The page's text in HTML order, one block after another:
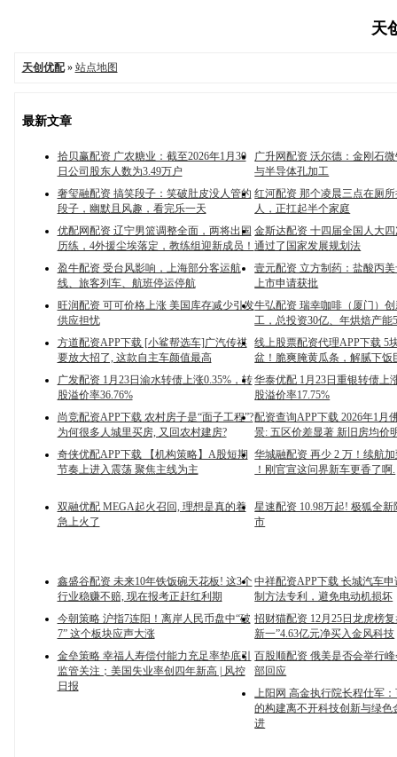
天
天创优配» 站点地图
最新文章
拾贝赢配资 广农糖业：截至2026年1月30
日公司股东人数为3.49万户
广升网配资 沃尔德：金刚石
与半导体孔加工
奢玺融配资 搞笑段子：笑破肚皮没人管的
段子，幽默且风趣，看完乐一天
红河配资 那个凌晨三点在厕
人，正扛起半个家庭
优配网配资 辽宁男篮调整全面，两将出国
历练，4外援尘埃落定，教练组迎新成员！
金斯达配资 十四届全国人大
通过了国家发展规划法
盈牛配资 受台风影响，上海部分客运航
线、旅客列车、航班停运停航
壹元配资 立方制药：盐酸丙
上市申请获批
旺润配资 可可价格上涨 美国库存减少引发
供应担忧
牛弘配资 瑞幸咖啡（厦门）
工，总投资30亿、年烘焙产能
方道配资APP下载 [小鲨帮选车]广汽传祺
要放大招了, 这款自主车颜值最高
线上股票配资代理APP下载 5
盆！脆爽腌黄瓜条，解腻下饭
广发配资 1月23日渝水转债上涨0.35%，转
股溢价率36.76%
华泰优配 1月23日重银转债上
股溢价率17.75%
尚竞配资APP下载 农村房子是“面子工程”?
为何很多人城里买房, 又回农村建房?
配资查询APP下载 2026年1月
景: 五区价差显著 新旧房均价
奇侠优配APP下载 【机构策略】A股短期
节奏上进入震荡 聚焦主线为主
华城融配资 再少 2 万！续航加
！刚官宣这问界新车更香了啊.
双融优配 MEGA起火召回, 理想是真的着
急上火了
星速配资 10.98万起! 极狐全新
市
鑫盛谷配资 未来10年铁饭碗天花板! 这3个
行业稳赚不赔, 现在报考正赶红利期
中祥配资APP下载 长城汽车
制方法专利，避免电动机损坏
今朝策略 沪指7连阳！离岸人民币盘中“破
7” 这个板块应声大涨
招财猫配资 12月25日龙虎榜
新一”4.63亿元净买入金风科技
金垒策略 幸福人寿偿付能力充足率垫底引
监管关注；美国失业率创四年新高 | 风控
日报
百股顺配资 俄美是否会举行
部回应
上阳网 高金执行院长程仕军
的构建离不开科技创新与绿色
进